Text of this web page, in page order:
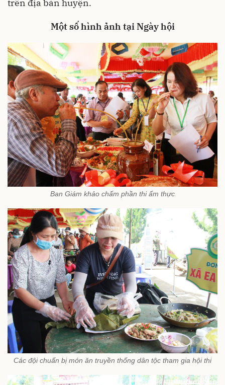
trên địa bàn huyện.
Một số hình ảnh tại Ngày hội
Ban Giám khảo chấm phần thi ẩm thực
Các đội chuẩn bị món ăn truyền thống dân tộc tham gia hội thi